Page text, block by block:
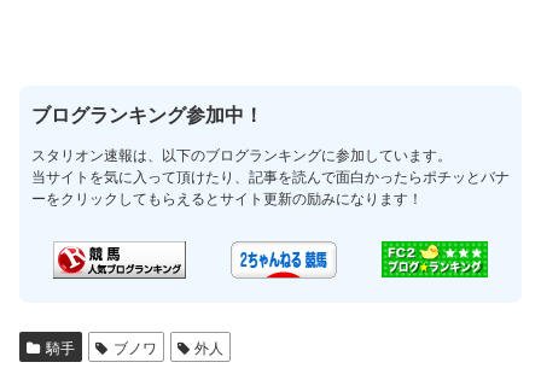
ブログランキング参加中！
スタリオン速報は、以下のブログランキングに参加しています。
当サイトを気に入って頂けたり、記事を読んで面白かったらポチッとバナ
ーをクリックしてもらえるとサイト更新の励みになります！
騎手 ブノワ 外人